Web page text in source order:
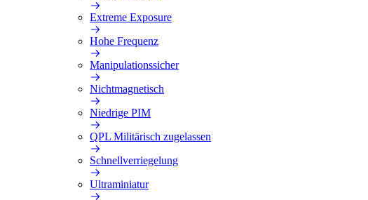
Extreme Exposure
Hohe Frequenz
Manipulationssicher
Nichtmagnetisch
Niedrige PIM
QPL Militärisch zugelassen
Schnellverriegelung
Ultraminiatur